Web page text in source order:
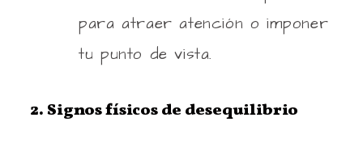
para atraer atención o imponer
tu punto de vista.
2. Signos físicos de desequilibrio